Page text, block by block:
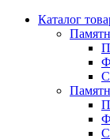
Каталог